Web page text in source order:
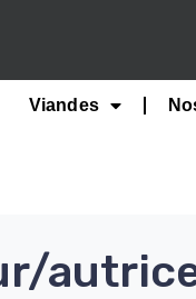
Viandes